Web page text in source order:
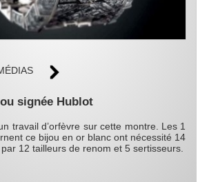
signée Hublot
travail d’orfèvre sur cette montre. Les 1
ce bijou en or blanc ont nécessité 14
12 tailleurs de renom et 5 sertisseurs.